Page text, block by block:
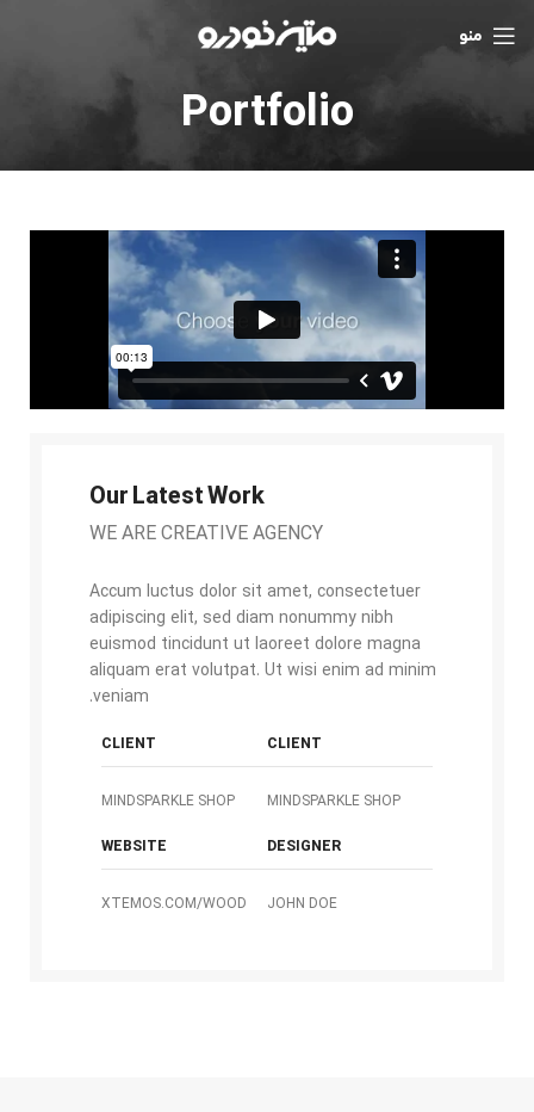
منو
Portfolio
Our Latest Work
WE ARE CREATIVE AGENCY
Accum luctus dolor sit amet, consectetuer
adipiscing elit, sed diam nonummy nibh
euismod tincidunt ut laoreet dolore magna
aliquam erat volutpat. Ut wisi enim ad minim
veniam.
CLIENT
MINDSPARKLE SHOP
CLIENT
MINDSPARKLE SHOP
DESIGNER
JOHN DOE
WEBSITE
XTEMOS.COM/WOOD